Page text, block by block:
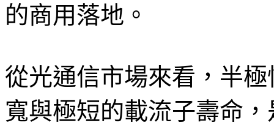
的商用落地。
從光通信市場來看，半
寬與極短的載流子壽命